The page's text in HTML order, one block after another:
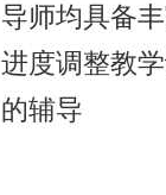
导师均具备
进度调整教
的辅导